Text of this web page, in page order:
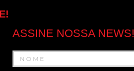
ASSINE NOSSA NEWS!